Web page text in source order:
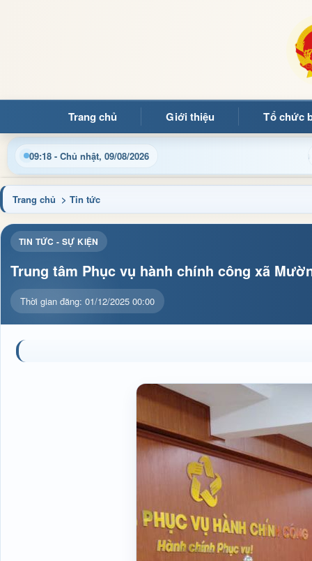
Trang chủ Giới thiệu Tổ chức
09:18 - Chủ nhật, 09/08/2026
Trang thông tin điện tử xã Mường Ảng Cập nhật
Trang chủ > Tin tức
TIN TỨC - SỰ KIỆN
Trung tâm Phục vụ hành chính công xã
Thời gian đăng: 01/12/2025 00:00